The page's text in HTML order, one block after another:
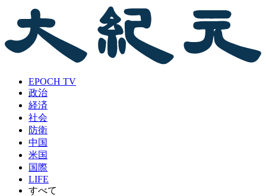
EPOCH TV
政治
経済
社会
防衛
中国
米国
国際
LIFE
すべて